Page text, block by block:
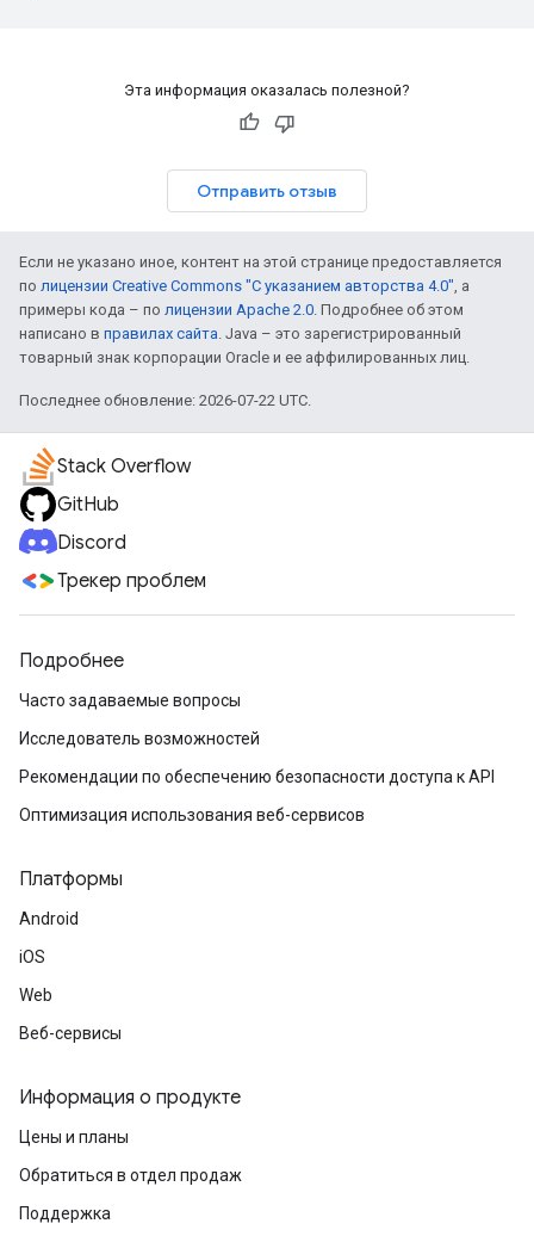
Эта информация оказалась полезной?
Отправить отзыв
Если не указано иное, контент на этой странице предоставляется
по лицензии Creative Commons "С указанием авторства 4.0", а
примеры кода – по лицензии Apache 2.0. Подробнее об этом
написано в правилах сайта. Java – это зарегистрированный
товарный знак корпорации Oracle и ее аффилированных лиц.
Последнее обновление: 2026-07-22 UTC.
Stack Overflow
GitHub
Discord
Трекер проблем
Подробнее
Часто задаваемые вопросы
Исследователь возможностей
Рекомендации по обеспечению безопасности доступа к API
Оптимизация использования веб-сервисов
Платформы
Android
iOS
Web
Веб-сервисы
Информация о продукте
Цены и планы
Обратиться в отдел продаж
Поддержка